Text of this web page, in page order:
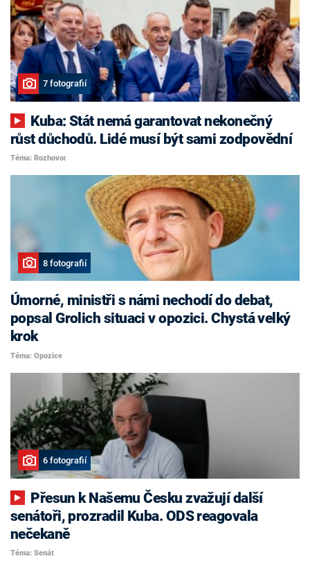
7 fotografií
růst důchodů. Lidé musí být sami zodpovědní
Téma: Rozhovor
8 fotografií
Úmorné, ministři s námi nechodí do debat,
popsal Grolich situaci v opozici. Chystá velký
krok
Téma: Opozice
6 fotografií
senátoři, prozradil Kuba. ODS reagovala
nečekaně
Téma: Senát